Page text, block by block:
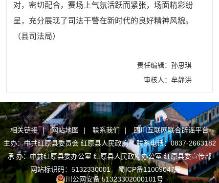
对，密切配合，赛场上气氛活跃而紧张，场面精彩纷
呈，充分展现了司法干警在新时代的良好精神风貌。
（县司法局）
责任编辑：孙思琪
审核人：牟静洪
相关链接 | 网站地图 | 联系我们 |
四川互联网联合辟谣平台
主办：中共红原县委员会 红原县人民政府 联系电话：0837-2663182
承 办：中共红原县委办公室 红原县人民政府办公室 红原县委宣传部
网站标识码：5132330001蜀ICP备11009047号
川公网安备 51323302000101号